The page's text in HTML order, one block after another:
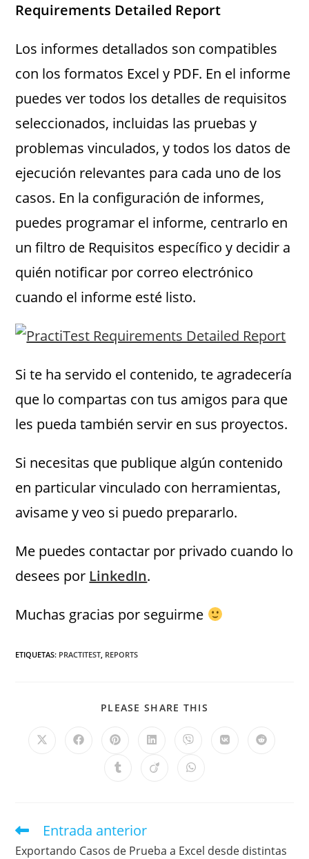
Requirements Detailed Report
Los informes detallados son compatibles
con los formatos Excel y PDF. En el informe
puedes ver todos los detalles de requisitos
seleccionados, incluidas las pruebas y
problemas vinculados, y todos los datos de
ejecución relevantes para cada uno de los
casos. En la configuración de informes,
puedes programar el informe, centrarlo en
un filtro de Requisitos específico y decidir a
quién notificar por correo electrónico
cuando el informe esté listo.
Si te ha servido el contenido, te agradecería
que lo compartas con tus amigos para que
les pueda también servir en sus proyectos.
Si necesitas que publique algún contenido
en particular vinculado con herramientas,
avisame y veo si puedo prepararlo.
Me puedes contactar por privado cuando lo
desees por LinkedIn.
Muchas gracias por seguirme
ETIQUETAS: PRACTITEST REPORTS
PLEASE SHARE THIS
Entrada anterior
Exportando Casos de Prueba a Excel desde distintas